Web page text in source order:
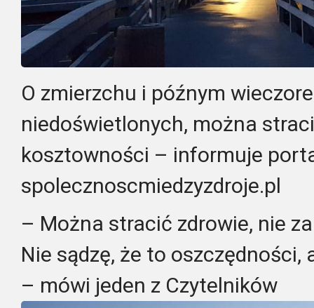
O zmierzchu i późnym
niedoświetlonych, można
kosztowności – informuje
spolecznoscmiedzyzdroje.pl
– Można stracić zdrowie, nie
Nie sądzę, że to oszczędności,
– mówi jeden z Czytelników